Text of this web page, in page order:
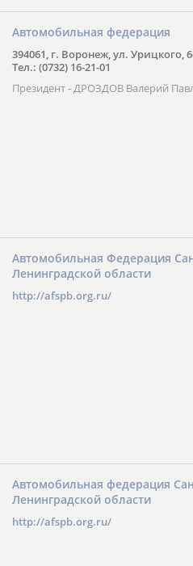
Автомобильная федерация
394061, г. Воронеж, ул. Урицкого,
Тел.: (0732) 16-21-01
Президент - ДРОЗДОВ Валерий
Автомобильная Федерация
Ленинградской области
http://afspb.org.ru/
Автомобильная федерация
Ленинградской области
http://afspb.org.ru/